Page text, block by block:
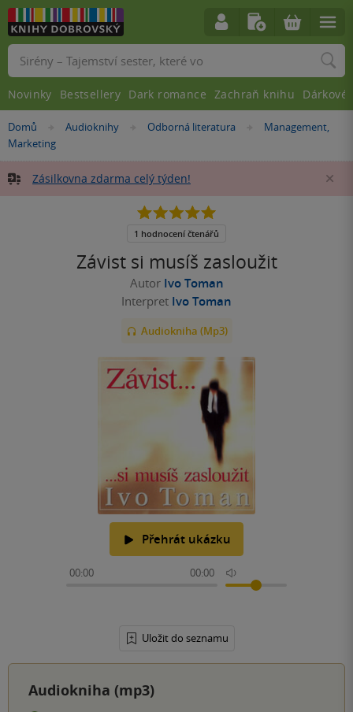
Nacházíte
se
Domů »Audioknihy »
Odborná literatura »
Management,
Marketing
Zásilkovna zdarma celý týden!
Závist si musíš zasloužit
Autor Ivo Toman
Interpret Ivo Toman
Audiokniha (Mp3)
Přehrát ukázku
00:00 00:00
Uložit do seznamu
5.0
5
1 hodnocení čtenářů
Audiokniha (mp3)
Vyhledávání
Novinky Bestsellery Dark romance Zachraň knihu Dárkové